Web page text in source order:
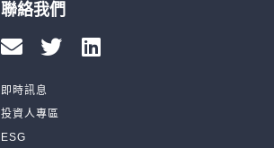
聯絡我們
即時訊息
投資人專區
ESG